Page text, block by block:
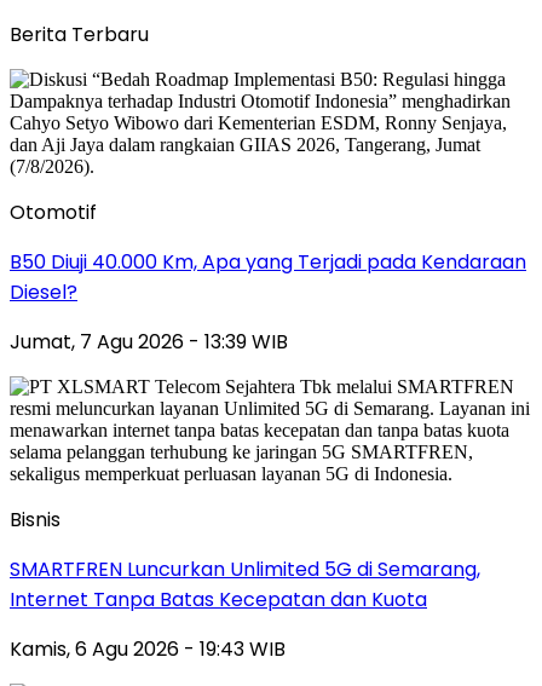
Berita Terbaru
Otomotif
B50 Diuji 40.000 Km, Apa yang Terjadi pada Kendaraan
Diesel?
Jumat, 7 Agu 2026 - 13:39 WIB
Bisnis
SMARTFREN Luncurkan Unlimited 5G di Semarang,
Internet Tanpa Batas Kecepatan dan Kuota
Kamis, 6 Agu 2026 - 19:43 WIB